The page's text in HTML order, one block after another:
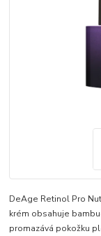
DeAge Retinol Pro
krém obsahuje
promazává pokožku